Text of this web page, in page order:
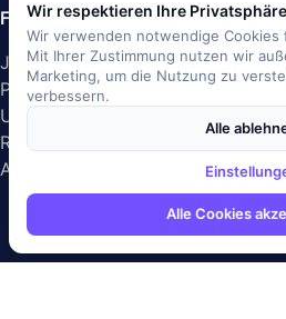
Für Arbeitgeber
Job inserieren
Preise
Unternehmensprofil
Recruiting-Lösungen
API-Dokumentation
Wir respektieren Ihre Privatsphäre
Wir verwenden notwendige
Mit Ihrer Zustimmung nutzen wir
Marketing, um die Nutzung zu
verbessern.
Alle
Alle Cookies